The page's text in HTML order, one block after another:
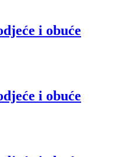
i obuće
i obuće